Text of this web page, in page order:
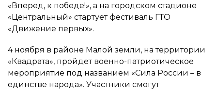
«Вперед, к победе!», а на городском стадионе
«Центральный» стартует фестиваль ГТО
«Движение первых».
4 ноября в районе Малой земли, на территории
«Квадрата», пройдет военно-патриотическое
мероприятие под названием «Сила России – в
единстве народа». Участники смогут